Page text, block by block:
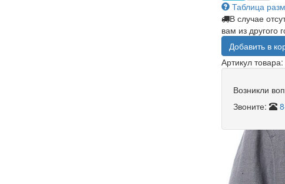
Таблица
В случае
вам из другого
Добавить в
Артикул
Возникли
Звоните: